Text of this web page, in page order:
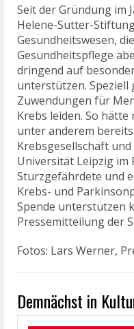
Seit der Gründung im
Helene-Sutter-
Gesundheitswesen,
Gesundheitspflege
dringend auf
unterstützen. Speziell
Zuwendungen für
Krebs leiden. So
unter anderem
Krebsgesellschaft
Universität Leipzig
Sturzgefährdete und
Krebs- und
Spende unterstützen
Pressemitteilung der
Fotos: Lars Werner,
Demnächst in